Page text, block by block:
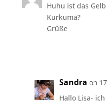
Huhu ist das
Kurkuma?
Grüße
Sandra on
Hallo Lisa-